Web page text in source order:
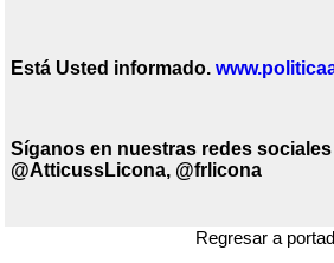
Está Usted informado.
Síganos en nuestras redes
@AtticussLicona, @frlicona
Regresar a